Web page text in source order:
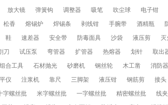
放大镜 弹簧钩 调整器 吸笔 吹尘球 电子钳
松香 熔锡炉 焊锡条 剥线钳 手腕带 酒精瓶
鞋 速差器 安全带 防毒面具 沙袋 液压剪 灭
刀 试压泵 弯管器 扩管器 热熔器 划针 取出
组合工具 石材抛光 砂磨机 钢丝轮 木工凿 消防
仪 注浆机 靠尺 三脚架 液压钳 钢筋剪 接头
字螺丝批 米字螺丝批 一字螺丝批 精密螺丝批 线夹